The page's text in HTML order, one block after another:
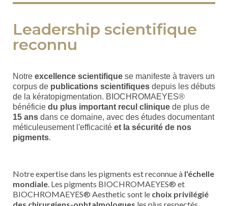
Leadership scientifique
reconnu
Notre excellence scientifique se manifeste à travers un
corpus de publications scientifiques depuis les débuts
de la kératopigmentation. BIOCHROMAEYES®
bénéficie du plus important recul clinique de plus de
15 ans dans ce domaine, avec des études documentant
méticuleusement l'efficacité et la sécurité de nos
pigments.
Notre expertise dans les pigments est reconnue à l'échelle
mondiale. Les pigments BIOCHROMAEYES® et
BIOCHROMAEYES® Aesthetic sont le choix privilégié